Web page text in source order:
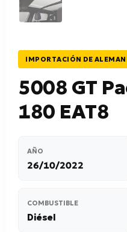
IMPORTACIÓN DE
5008 GT
180 EAT8
AÑO
26/10/2022
COMBUSTIBLE
Diésel